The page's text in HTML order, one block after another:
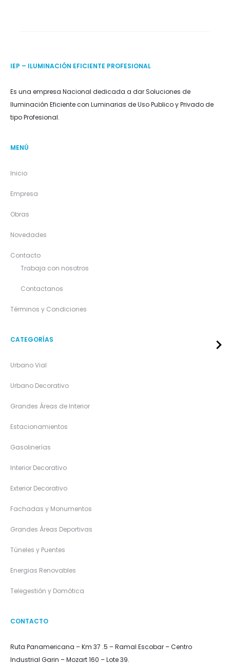
IEP – ILUMINACIÓN EFICIENTE PROFESIONAL
Es una empresa Nacional dedicada a dar Soluciones de
Iluminación Eficiente con Luminarias de Uso Publico y Privado de
tipo Profesional.
MENÚ
Inicio
Empresa
Obras
Novedades
Contacto
Trabaja con nosotros
Contactanos
Términos y Condiciones
CATEGORÍAS
Urbano Vial
Urbano Decorativo
Grandes Áreas de Interior
Estacionamientos
Gasolinerías
Interior Decorativo
Exterior Decorativo
Fachadas y Monumentos
Grandes Áreas Deportivas
Túneles y Puentes
Energias Renovables
Telegestión y Domótica
CONTACTO
Ruta Panamericana – Km 37 .5 – Ramal Escobar – Centro
Industrial Garin – Mozart 160 – Lote 39.